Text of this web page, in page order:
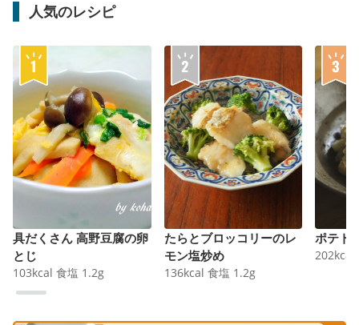
人気のレシピ
具だくさん 高野豆腐の卵
とじ
103kcal 食塩 1.2g
たらとブロッコリーのレ
モン塩炒め
136kcal 食塩 1.2g
ポテト
202kcal